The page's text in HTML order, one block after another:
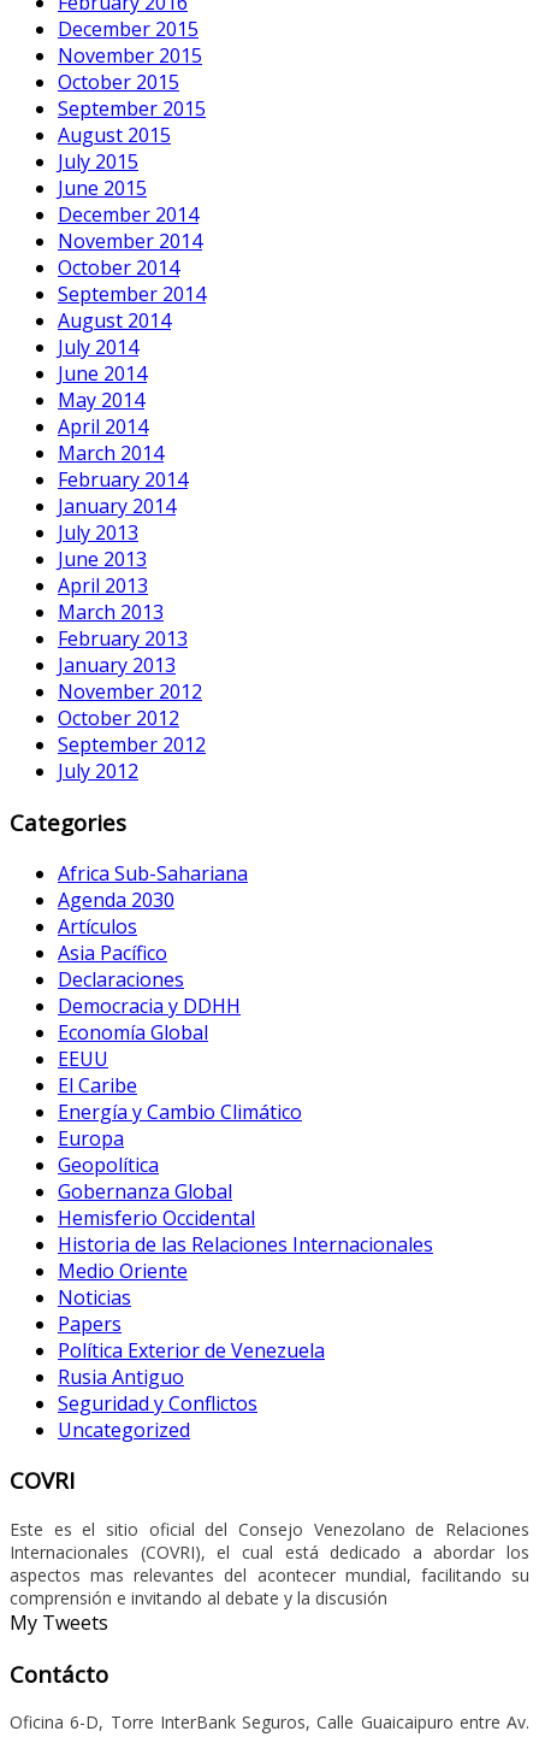
December 2015
November 2015
October 2015
September 2015
August 2015
July 2015
June 2015
December 2014
November 2014
October 2014
September 2014
August 2014
July 2014
June 2014
May 2014
April 2014
March 2014
February 2014
January 2014
July 2013
June 2013
April 2013
March 2013
February 2013
January 2013
November 2012
October 2012
September 2012
July 2012
Categories
Africa Sub-Sahariana
Agenda 2030
Artículos
Asia Pacífico
Declaraciones
Democracia y DDHH
Economía Global
EEUU
El Caribe
Energía y Cambio Climático
Europa
Geopolítica
Gobernanza Global
Hemisferio Occidental
Historia de las Relaciones Internacionales
Medio Oriente
Noticias
Papers
Política Exterior de Venezuela
Rusia Antiguo
Seguridad y Conflictos
Uncategorized
COVRI
Este es el sitio oficial del Consejo Venezolano de Relaciones
Internacionales (COVRI), el cual está dedicado a abordar los
aspectos mas relevantes del acontecer mundial, facilitando su
comprensión e invitando al debate y la discusión
My Tweets
Contácto
Oficina 6-D, Torre InterBank Seguros, Calle Guaicaipuro entre Av.